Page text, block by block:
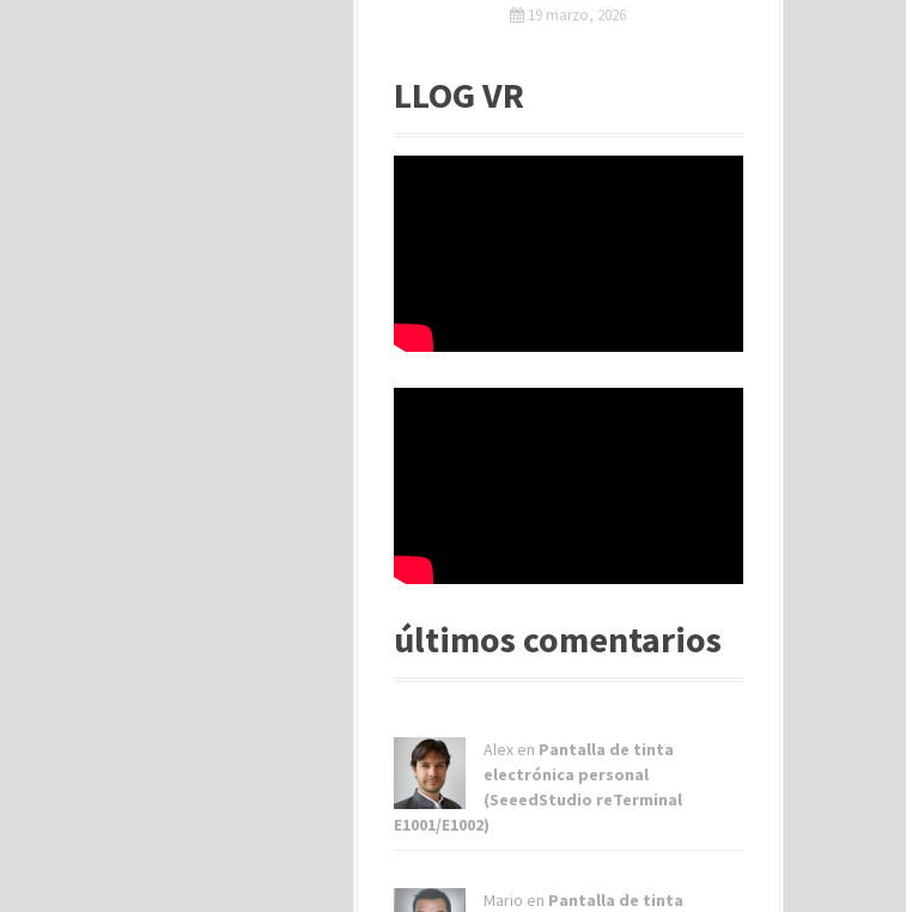
19 marzo, 2026
LLOG VR
últimos comentarios
Alex en Pantalla de tinta
electrónica personal
(SeeedStudio reTerminal
E1001/E1002)
Mario en Pantalla de tinta